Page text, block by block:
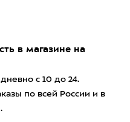
в магазине на
с 10 до 24.
по всей России и в